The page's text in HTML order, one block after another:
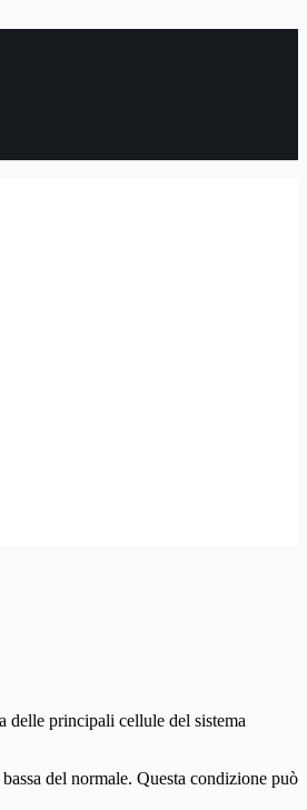
principali cellule del sistema
del normale. Questa condizione può